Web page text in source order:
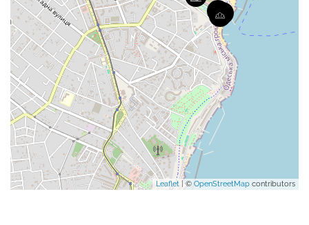
Leaflet| © OpenStreetMap contributors